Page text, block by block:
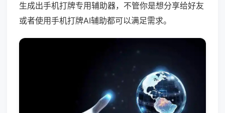
生成出手机打牌专用辅助器，不管你是想分享给好友
或者使用手机打牌AI辅助都可以满足需求。